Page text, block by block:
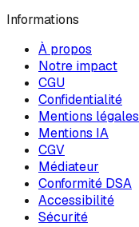
Informations
À propos
Notre impact
CGU
Confidentialité
Mentions légales
Mentions IA
CGV
Médiateur
Conformité DSA
Accessibilité
Sécurité